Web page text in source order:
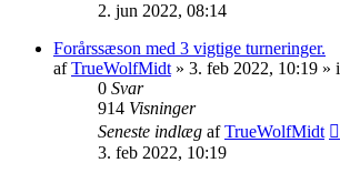
2. jun 2022, 08:14
Forårssæson med 3 vigtige turneringer.
afTrueWolfMidt » 3. feb 2022, 10:19 » i
0 Svar
914 Visninger
Seneste indlæg afTrueWolfMidt
3. feb 2022, 10:19